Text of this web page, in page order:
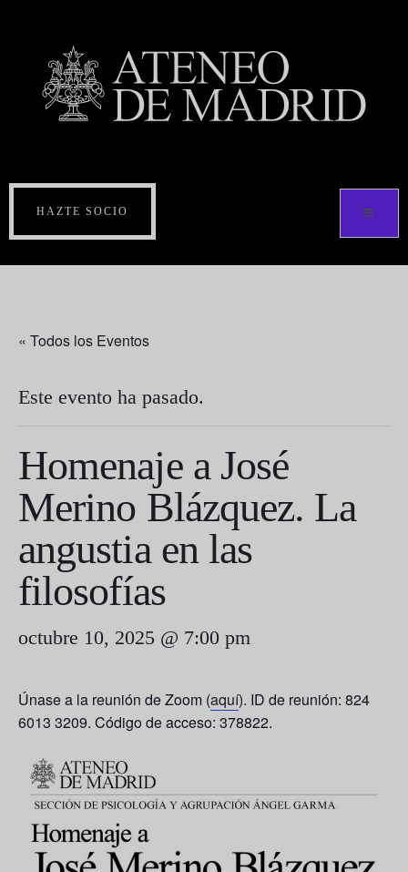
HAZTE SOCIO
« Todos los Eventos
Este evento ha pasado.
Homenaje a José
Merino Blázquez. La
angustia en las
filosofías
octubre 10, 2025 @ 7:00 pm
Únase a la reunión de Zoom (aquí). ID de reunión: 824
6013 3209. Código de acceso: 378822.